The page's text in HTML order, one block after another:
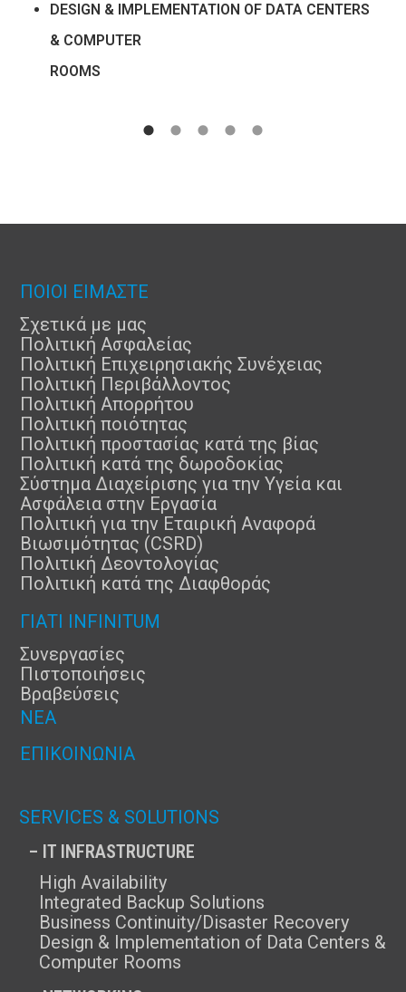
DESIGN & IMPLEMENTATION OF DATA CENTERS
& COMPUTER
ROOMS
ΠΟΙΟΙ ΕΙΜΑΣΤΕ
Σχετικά με μας
Πολιτική Ασφαλείας
Πολιτική Επιχειρησιακής Συνέχειας
Πολιτική Περιβάλλοντος
Πολιτική Απορρήτου
Πολιτική ποιότητας
Πολιτική προστασίας κατά της βίας
Πολιτική κατά της δωροδοκίας
Σύστημα Διαχείρισης για την Υγεία και
Ασφάλεια στην Εργασία
Πολιτική για την Εταιρική Αναφορά
Βιωσιμότητας (CSRD)
Πολιτική Δεοντολογίας
Πολιτική κατά της Διαφθοράς
ΓΙΑΤΊ INFINITUM
Συνεργασίες
Πιστοποιήσεις
Βραβεύσεις
ΝΈΑ
ΕΠΙΚΟΙΝΩΝΊΑ
SERVICES & SOLUTIONS
– IT INFRASTRUCTURE
High Availability
Integrated Backup Solutions
Business Continuity/Disaster Recovery
Design & Implementation of Data Centers &
Computer Rooms